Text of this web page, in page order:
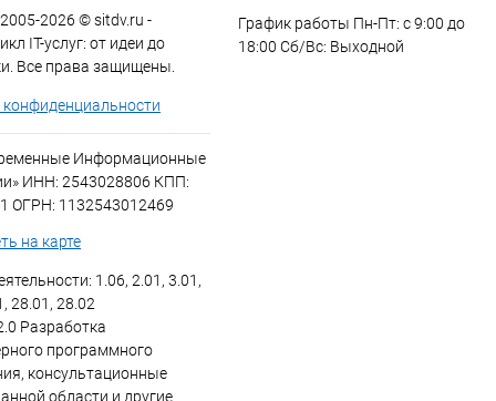
2026 © sitdv.ru -
IT-услуг: от идеи до
Все права защищены.
Информационные
ИНН: 2543028806 КПП:
ОГРН: 1132543012469
на карте
1.06, 2.01, 3.01,
28.01, 28.02
Разработка
программного
консультационные
области и другие
График работы Пн-Пт: с 9:00 до
18:00 Сб/Вс: Выходной